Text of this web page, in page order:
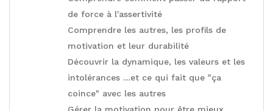
de force à l'assertivité
Comprendre les autres, les profils de
motivation et leur durabilité
Découvrir la dynamique, les valeurs et les
intolérances ....et ce qui fait que "ça
coince" avec les autres
Gérer la motivation pour être mieux